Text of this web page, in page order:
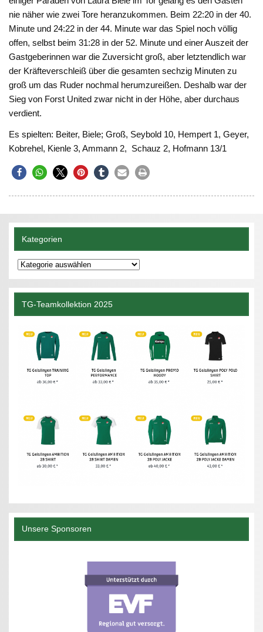
nie näher wie zwei Tore heranzukommen. Beim 22:20 in der 40.
Minute und 24:22 in der 44. Minute war das Spiel noch völlig
offen, selbst beim 31:28 in der 52. Minute und einer Auszeit der
Gastgeberinnen war die Zuversicht groß, aber letztendlich war
der Kräfteverschleiß über die gesamten sechzig Minuten zu
groß um das Ruder nochmal herumzureißen. Deshalb war der
Sieg von Forst United zwar nicht in der Höhe, aber durchaus
verdient.
Es spielten: Beiter, Biele; Groß, Seybold 10, Hempert 1, Geyer,
Kobrehel, Kienle 3, Ammann 2, Schauz 2, Hofmann 13/1
Kategorien
Kategorien
TG-Teamkollektion 2025
Unsere Sponsoren